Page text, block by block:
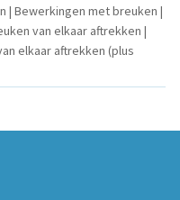
| Bewerkingen met breuken |
van elkaar aftrekken |
elkaar aftrekken (plus